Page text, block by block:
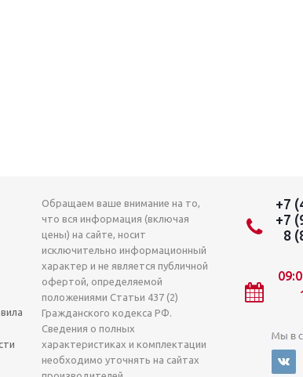
Обращаем ваше внимание на то,
что вся информация (включая
цены) на сайте, носит
исключительно информационный
характер и не является публичной
офертой, определяемой
положениями Статьи 437 (2)
Гражданского кодекса РФ.
Сведения о полных
характеристиках и комплектации
необходимо уточнять на сайтах
+7
+7
8